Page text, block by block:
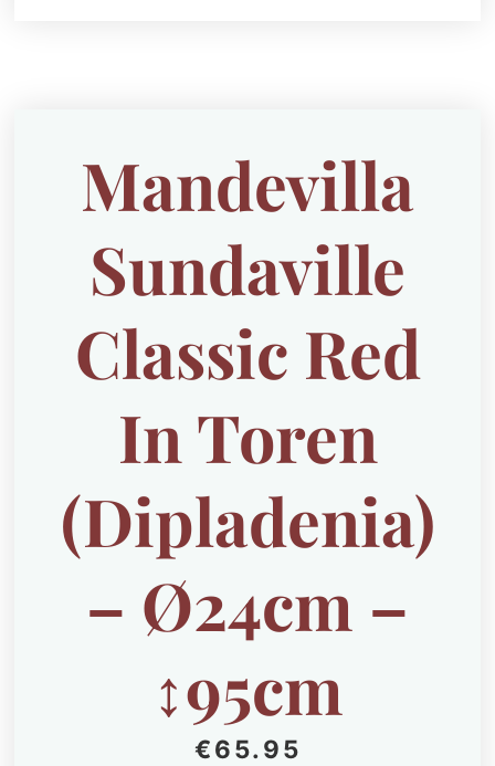
Mandevilla
Sundaville
Classic Red
In Toren
(Dipladenia)
– Ø24cm –
↕95cm
€65.95